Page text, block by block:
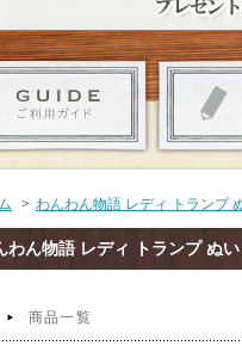
> わんわん物語 レディ トランプ
わん物語 レディ トランプ ぬ
商品一覧